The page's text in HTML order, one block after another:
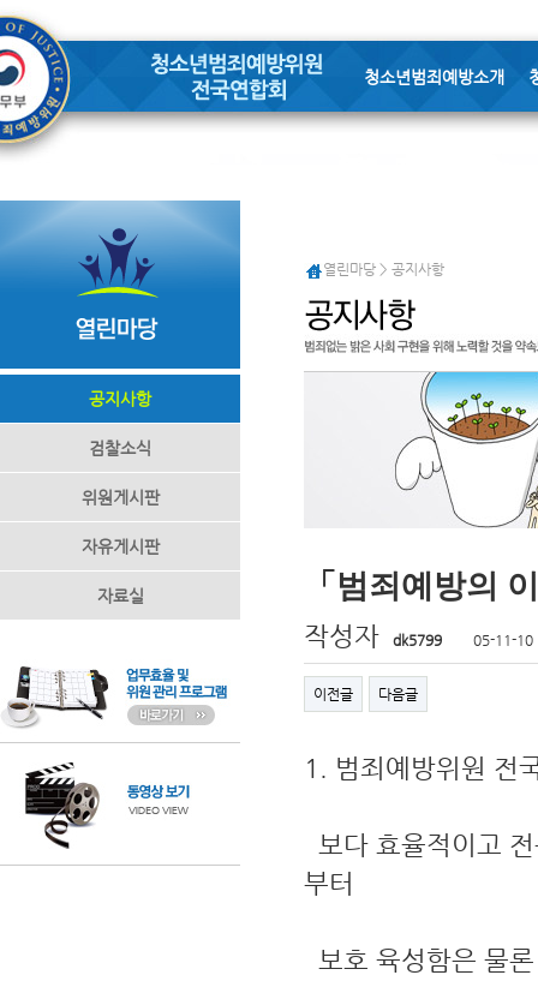
청소년범죄예방소개
공지사항
검찰소식
위원게시판
자유게시판
자료실
열린마당 > 공지사항
「범죄예방의
작성자 dk5799 05-11-10
이전글 다음글
1. 범죄예방위원 전
보다 효율적이고
부터
보호 육성함은 물